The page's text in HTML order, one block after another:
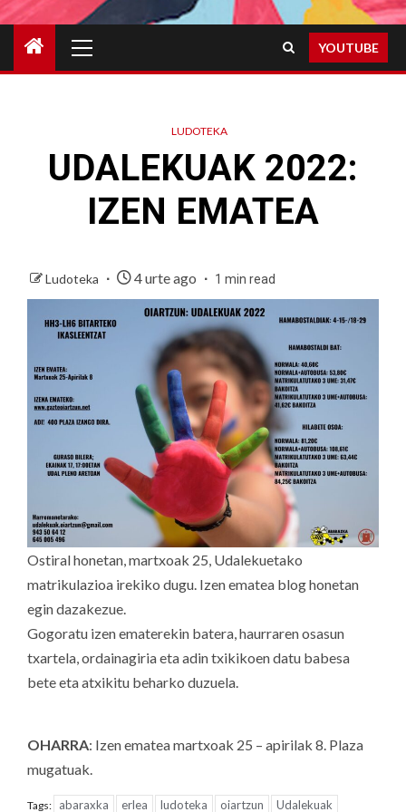
Menu
YOUTUBE
LUDOTEKA
UDALEKUAK 2022:
IZEN EMATEA
Ludoteka 4 urte ago 1 min read
Ostiral honetan, martxoak 25, Udalekuetako
matrikulazioa irekiko dugu. Izen ematea blog honetan
egin dazakezue.
Gogoratu izen ematerekin batera, haurraren osasun
txartela, ordainagiria eta adin txikikoen datu babesa
bete eta atxikitu beharko duzuela.
OHARRA: Izen ematea martxoak 25 – apirilak 8. Plaza
mugatuak.
Tags: abaraxka erlea ludoteka oiartzun Udalekuak